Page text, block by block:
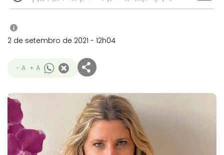
i
2 de setembro de 2021 - 12h04
- A + A